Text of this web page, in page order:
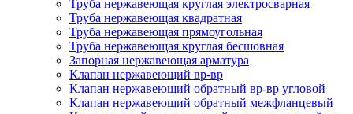
Труба нержавеющая круглая электросварная
Труба нержавеющая квадратная
Труба нержавеющая прямоугольная
Труба нержавеющая круглая бесшовная
Запорная нержавеющая арматура
Клапан нержавеющий вр-вр
Клапан нержавеющий обратный вр-вр угловой
Клапан нержавеющий обратный межфланцевый